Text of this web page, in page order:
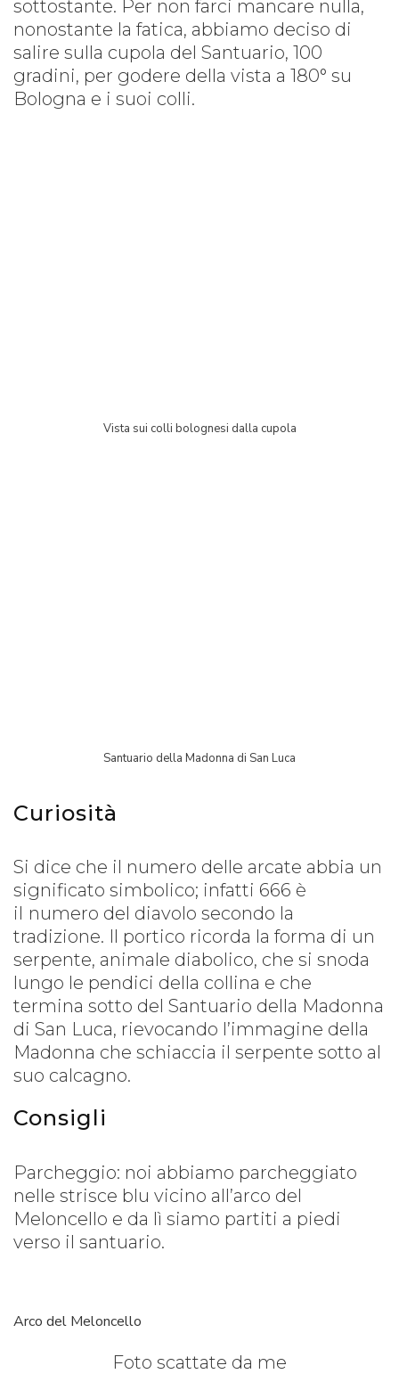
sottostante. Per non farci mancare nulla,
nonostante la fatica, abbiamo deciso di
salire sulla cupola del Santuario, 100
gradini, per godere della vista a 180° su
Bologna e i suoi colli.
Vista sui colli bolognesi dalla cupola
Santuario della Madonna di San Luca
Curiosità
Si dice che il numero delle arcate abbia un
significato simbolico; infatti 666 è
il
numero del diavolo secondo la
tradizione. Il portico ricorda la forma di un
serpente, animale diabolico, che si snoda
lungo le pendici della collina e che
termina sotto del Santuario della Madonna
di San Luca, rievocando l’immagine della
Madonna che schiaccia il serpente sotto al
suo calcagno.
Consigli
Parcheggio: noi abbiamo parcheggiato
nelle strisce blu vicino all’arco del
Meloncello e da lì siamo partiti a piedi
verso il santuario.
Arco del Meloncello
Foto scattate da me